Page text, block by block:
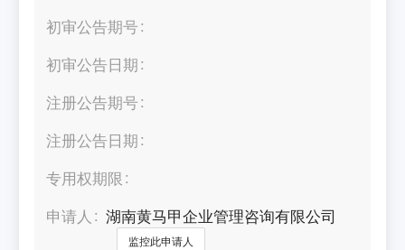
初审公告期号
初审公告日期
注册公告期号
注册公告日期
专用权期限
申请人
湖南黄马甲企业管理咨询有限公司
监控此申请人